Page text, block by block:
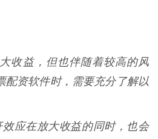
收益，但也伴随着较高的风
配资软件时，需要充分了解以
应在放大收益的同时，也会